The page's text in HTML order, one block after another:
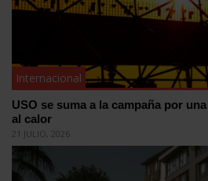
Internacional
USO se suma a la campaña por
al calor
21 JULIO, 2026